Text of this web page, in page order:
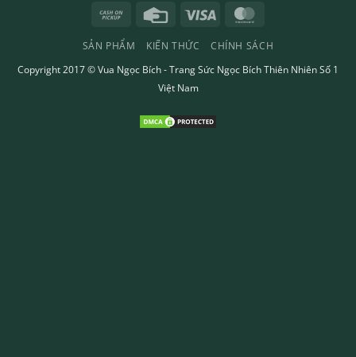
Cash
Pickup
Credit
Visa
SẢN PHẨM KIẾN THỨC CHÍNH SÁCH
Copyright 2017 © Vua Ngọc Bích - Trang Sức Ngọc Bích Thiên Nhiên Số 1
Việt Nam